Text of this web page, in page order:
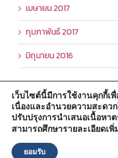
เมษายน 2017
กุมภาพันธ์ 2017
มิถุนายน 2016
สำนักงานอง
หมู่ที่ 5 ตำบลวัดตูม อำเภอพ
เว็บไซต์นี้มีการใช้งานคุกกี้เ
เนื่องและอำนวยความสะดว
ปรับปรุงการนำเสนอเนื้อหา
สามารถศึกษารายละเอียดเพิ่
ยอมรับ